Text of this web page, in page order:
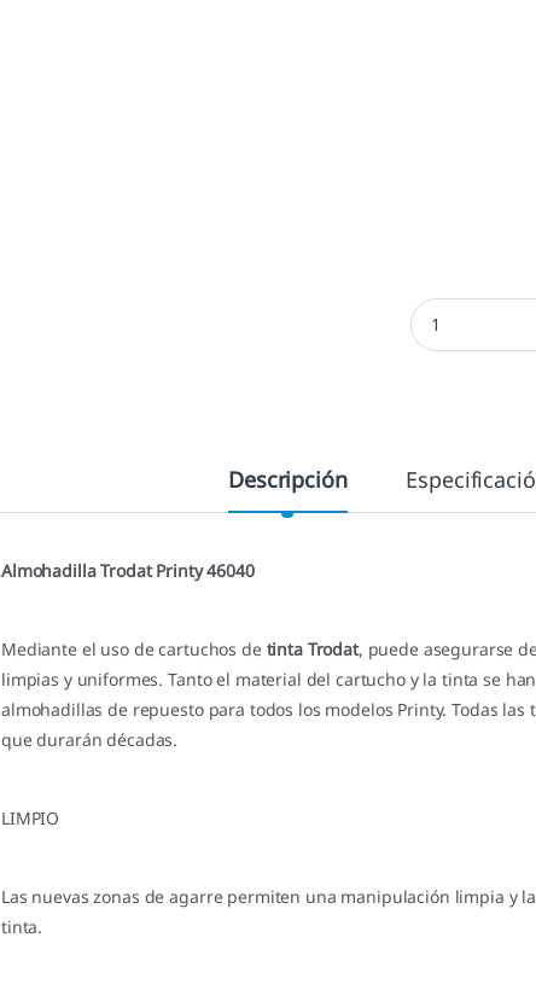
Almohadillas
Descripción
Almohadilla Trodat Printy 46040
Mediante el uso de cartuchos de tinta Trodat, puede asegurarse
limpias y uniformes. Tanto el material del cartucho y la tinta se
almohadillas de repuesto para todos los modelos Printy. Todas las
que durarán décadas.
LIMPIO
Las nuevas zonas de agarre permiten una manipulación limpia y
tinta.